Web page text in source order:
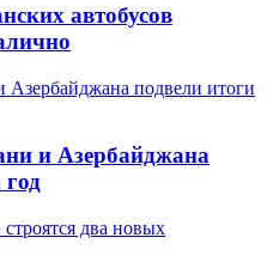
автобусов
и Азербайджана